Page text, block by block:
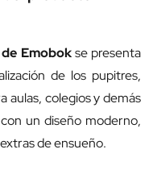
Emobokse presenta
de los pupitres,
aulas, colegios y demás
un diseño moderno,
de ensueño.